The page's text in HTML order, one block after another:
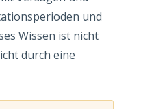
und
Wissen ist nicht
durch eine